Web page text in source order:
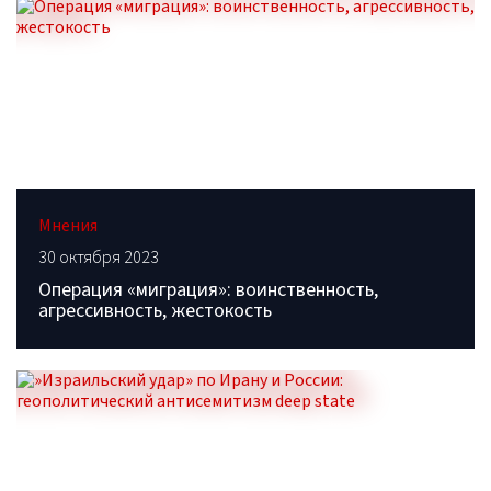
Мнения
30 октября 2023
Операция «миграция»: воинственность,
агрессивность, жестокость